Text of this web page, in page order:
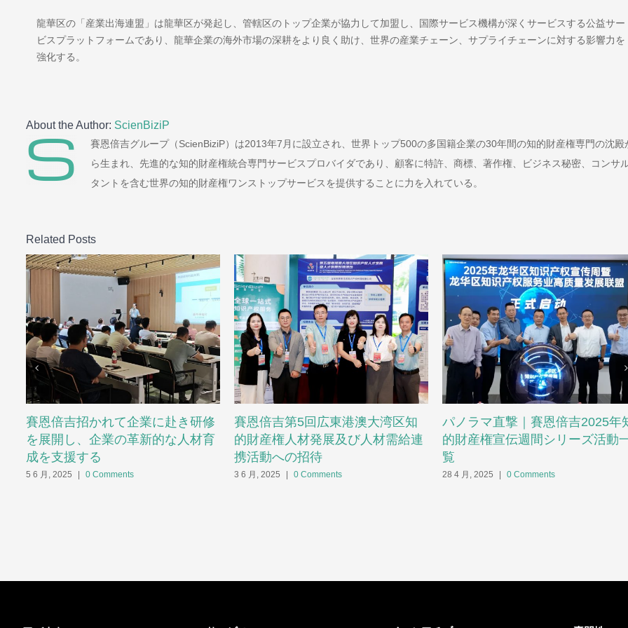
龍華区の「産業出海連盟」は龍華区が発起し、管轄区のトップ企業が協力して加盟し、国際サービス機構が深くサービスする公益サー
ビスプラットフォームであり、龍華企業の海外市場の深耕をより良く助け、世界の産業チェーン、サプライチェーンに対する影響力を
強化する。
About the Author: ScienBiziP
賽恩倍吉グループ（ScienBiziP）は2013年7月に設立され、世界トップ500の多国籍企業の30年間の知的財産権専門の沈殿
ら生まれ、先進的な知的財産権統合専門サービスプロバイダであり、顧客に特許、商標、著作権、ビジネス秘密、コンサ
タントを含む世界の知的財産権ワンストップサービスを提供することに力を入れている。
Related Posts
賽恩倍吉招かれて企業に赴き研修
を展開し、企業の革新的な人材育
成を支援する
5 6 月, 2025 0 Comments
賽恩倍吉第5回広東港澳大湾区知
的財産権人材発展及び人材需給連
携活動への招待
3 6 月, 2025 0 Comments
パノラマ直撃｜賽恩倍吉2025年
的財産権宣伝週間シリーズ活動
覧
28 4 月, 2025 0 Comments